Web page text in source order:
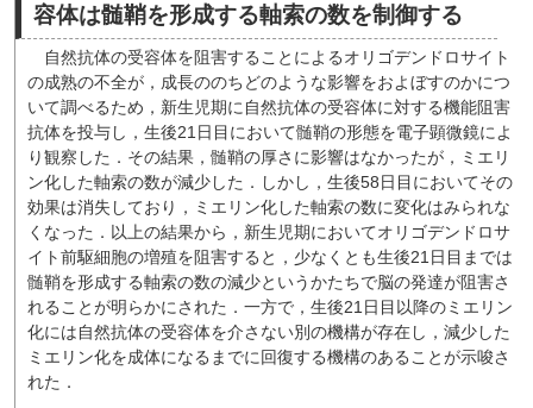
容体は髄鞘を形成する軸索の数を制御する
自然抗体の受容体を阻害することによるオリゴデンドロサイト
の成熟の不全が，成長ののちどのような影響をおよぼすのかにつ
いて調べるため，新生児期に自然抗体の受容体に対する機能阻害
抗体を投与し，生後21日目において髄鞘の形態を電子顕微鏡によ
り観察した．その結果，髄鞘の厚さに影響はなかったが，ミエリ
ン化した軸索の数が減少した．しかし，生後58日目においてその
効果は消失しており，ミエリン化した軸索の数に変化はみられな
くなった．以上の結果から，新生児期においてオリゴデンドロサ
イト前駆細胞の増殖を阻害すると，少なくとも生後21日目までは
髄鞘を形成する軸索の数の減少というかたちで脳の発達が阻害さ
れることが明らかにされた．一方で，生後21日目以降のミエリン
化には自然抗体の受容体を介さない別の機構が存在し，減少した
ミエリン化を成体になるまでに回復する機構のあることが示唆さ
れた．